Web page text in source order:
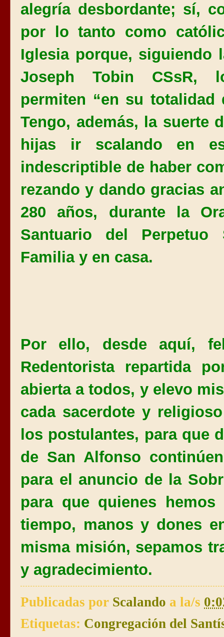
alegría desbordante; sí,
por lo tanto como
Iglesia porque, siguiendo
Joseph Tobin CSsR,
permiten “en su
Tengo, además, la suerte
hijas ir scalando en
indescriptible de haber
rezando y dando gracias
280 años, durante la
Santuario del
Familia y en casa.
Por ello, desde aquí,
Redentorista repartida
abierta a todos, y elevo
cada sacerdote y
los postulantes, para que
de San Alfonso
para el anuncio de la
para que quienes
tiempo, manos y dones
misma misión, sepamos
y agradecimiento.
Publicadas por Scalando a la/s
Etiquetas: Congregación del